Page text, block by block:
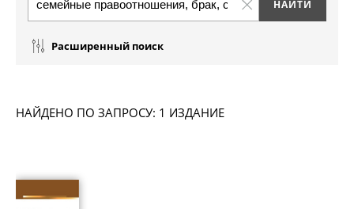
Расширенный поиск
НАЙДЕНО ПО ЗАПРОСУ: 1 ИЗДАНИЕ